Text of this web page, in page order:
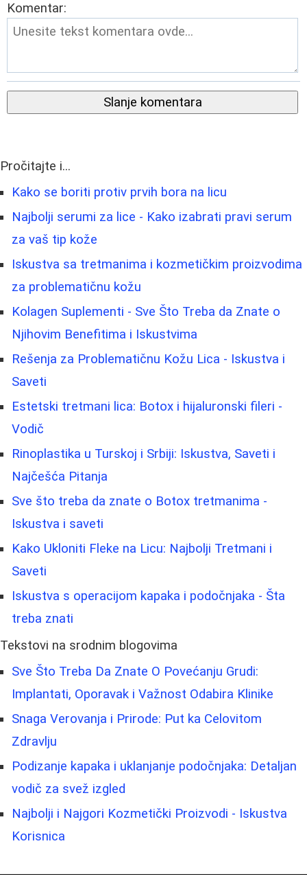
Komentar:
Slanje komentara
Pročitajte i...
Kako se boriti protiv prvih bora na licu
Najbolji serumi za lice - Kako izabrati pravi serum
za vaš tip kože
Iskustva sa tretmanima i kozmetičkim proizvodima
za problematičnu kožu
Kolagen Suplementi - Sve Što Treba da Znate o
Njihovim Benefitima i Iskustvima
Rešenja za Problematičnu Kožu Lica - Iskustva i
Saveti
Estetski tretmani lica: Botox i hijaluronski fileri -
Vodič
Rinoplastika u Turskoj i Srbiji: Iskustva, Saveti i
Najčešća Pitanja
Sve što treba da znate o Botox tretmanima -
Iskustva i saveti
Kako Ukloniti Fleke na Licu: Najbolji Tretmani i
Saveti
Iskustva s operacijom kapaka i podočnjaka - Šta
treba znati
Tekstovi na srodnim blogovima
Sve Što Treba Da Znate O Povećanju Grudi:
Implantati, Oporavak i Važnost Odabira Klinike
Snaga Verovanja i Prirode: Put ka Celovitom
Zdravlju
Podizanje kapaka i uklanjanje podočnjaka: Detaljan
vodič za svež izgled
Najbolji i Najgori Kozmetički Proizvodi - Iskustva
Korisnica